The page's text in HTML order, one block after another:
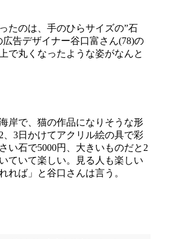
たのは、手のひらサイズの”石
告デザイナー谷口富さん(78)の
で丸くなったような姿がなんと
岸で、猫の作品になりそうな形
、3日かけてアクリル絵の具で彩
い石で5000円、大きいものだと2
ていて楽しい。見る人も楽しい
れば」と谷口さんは言う。